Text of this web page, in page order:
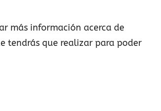
más información acerca de
tendrás que realizar para poder